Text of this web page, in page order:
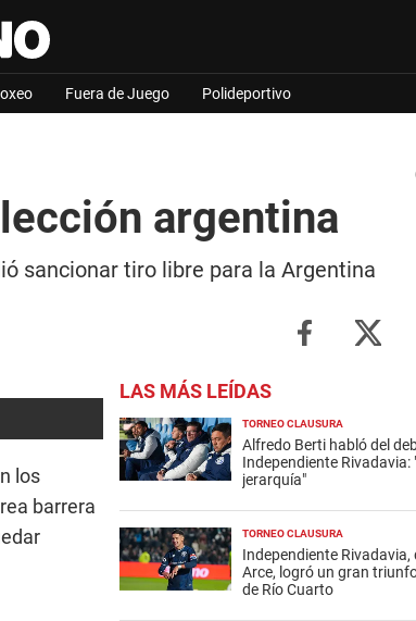
Fuera de Juego Polideportivo
argentina
sancionar tiro libre para la Argentina
los
barrera
LAS MÁS LEÍDAS
TORNEO CLAUSURA
Alfredo Berti habló del
Independiente
jerarquía"
TORNEO CLAUSURA
Independiente Rivadavia,
Arce, logró un gran
de Río Cuarto